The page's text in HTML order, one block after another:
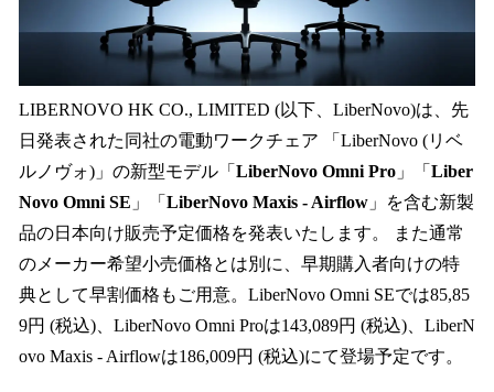
LIBERNOVO HK CO., LIMITED (以下、LiberNovo)は、先
日発表された同社の電動ワークチェア 「LiberNovo (リベ
ルノヴォ)」の新型モデル「 LiberNovo Omni Pro 」「 Liber
Novo Omni SE 」「 LiberNovo Maxis - Airflow 」を含む新製
品の日本向け販売予定価格を発表いたします。 また通常
のメーカー希望小売価格とは別に、早期購入者向けの特
典として早割価格もご用意。LiberNovo Omni SEでは85,85
9円 (税込)、LiberNovo Omni Proは143,089円 (税込)、LiberN
ovo Maxis - Airflowは186,009円 (税込)にて登場予定です。